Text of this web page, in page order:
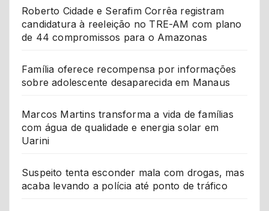
Roberto Cidade e Serafim Corrêa registram
candidatura à reeleição no TRE-AM com plano
de 44 compromissos para o Amazonas
Família oferece recompensa por informações
sobre adolescente desaparecida em Manaus
Marcos Martins transforma a vida de famílias
com água de qualidade e energia solar em
Uarini
Suspeito tenta esconder mala com drogas, mas
acaba levando a polícia até ponto de tráfico